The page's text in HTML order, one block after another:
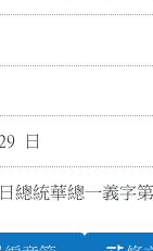
日
總統華總一義字